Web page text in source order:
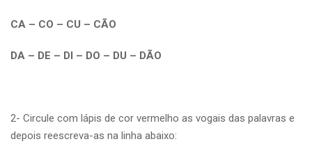
CA – CO – CU – CÃO
DA – DE – DI – DO – DU – DÃO
2- Circule com lápis de cor vermelho as vogais das palavras e
depois reescreva-as na linha abaixo: